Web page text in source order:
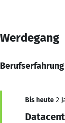
Werdegang
Bis heute 2